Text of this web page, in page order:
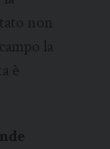
non
la
è